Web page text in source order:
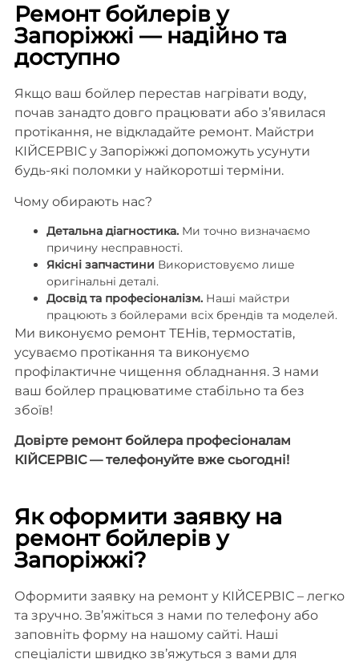
Ремонт бойлерів у
Запоріжжі — надійно та
доступно
Якщо ваш бойлер перестав нагрівати воду,
почав занадто довго працювати або з’явилася
протікання, не відкладайте ремонт. Майстри
КІЙСЕРВІС у Запоріжжі допоможуть усунути
будь-які поломки у найкоротші терміни.
Чому обирають нас?
Детальна діагностика.Ми точно визначаємо
причину несправності.
Якісні запчастини Використовуємо лише
оригінальні деталі.
Досвід та професіоналізм.Наші майстри
працюють з бойлерами всіх брендів та моделей.
Ми виконуємо ремонт ТЕНів, термостатів,
усуваємо протікання та виконуємо
профілактичне чищення обладнання. З нами
ваш бойлер працюватиме стабільно та без
збоїв!
Довірте ремонт бойлера професіоналам
КІЙСЕРВІС — телефонуйте вже сьогодні!
Як оформити заявку на
ремонт бойлерів у
Запоріжжі?
Оформити заявку на ремонт у КІЙСЕРВІС – легко
та зручно. Зв’яжіться з нами по телефону або
заповніть форму на нашому сайті. Наші
спеціалісти швидко зв’яжуться з вами для